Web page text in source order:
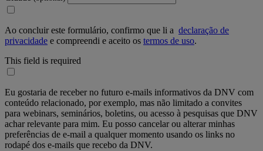
Ao concluir este formulário, confirmo que li a declaração de
privacidade e compreendi e aceito os termos de uso.
This field is required
Eu gostaria de receber no futuro e-mails informativos da DNV com
conteúdo relacionado, por exemplo, mas não limitado a convites
para webinars, seminários, boletins, ou acesso à pesquisas que DNV
achar relevante para mim. Eu posso cancelar ou alterar minhas
preferências de e-mail a qualquer momento usando os links no
rodapé dos e-mails que recebo da DNV.